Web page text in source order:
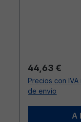
Precio normal:
44,63 €
Precios con
de envío
A